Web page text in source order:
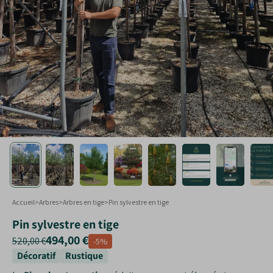
Touffe
Formes spéciales
Plantes taillées
Arbustes en jardinières
Accueil>Arbres>Arbres en tige>Pin sylvestre en tige
Pin sylvestre en tige
520,00 €494,00 € ‐5%
Décoratif
Rustique